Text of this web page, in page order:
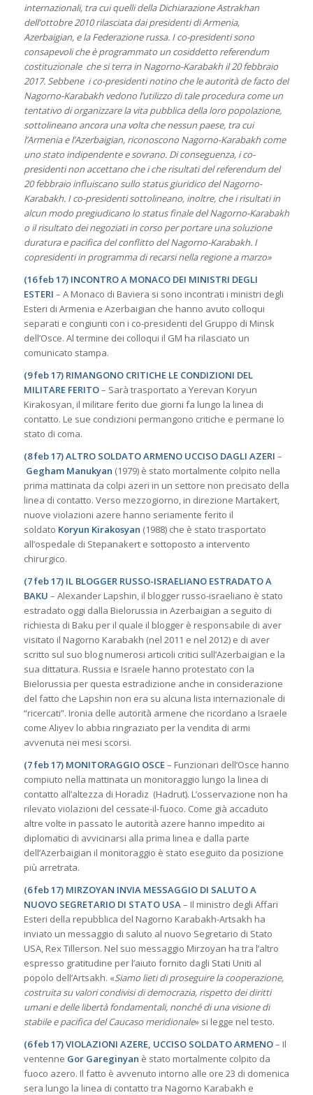
internazionali, tra cui quelli della Dichiarazione Astrakhan
dell’ottobre 2010 rilasciata dai presidenti di Armenia,
Azerbaigian, e la Federazione russa. I co-presidenti sono
consapevoli che è programmato un cosiddetto referendum
costituzionale che si terra in Nagorno-Karabakh il 20 febbraio
2017. Sebbene i co-presidenti notino che le autorità de facto del
Nagorno-Karabakh vedono l’utilizzo di tale procedura come un
tentativo di organizzare la vita pubblica della loro popolazione,
sottolineano ancora una volta che nessun paese, tra cui
l’Armenia e l’Azerbaigian, riconoscono Nagorno-Karabakh come
uno stato indipendente e sovrano. Di conseguenza, i co-
presidenti non accettano che i che risultati del referendum del
20 febbraio influiscano sullo status giuridico del Nagorno-
Karabakh. I co-presidenti sottolineano, inoltre, che i risultati in
alcun modo pregiudicano lo status finale del Nagorno-Karabakh
o il risultato dei negoziati in corso per portare una soluzione
duratura e pacifica del conflitto del Nagorno-Karabakh. I
copresidenti in programma di recarsi nella regione a marzo»
(16 feb 17) INCONTRO A MONACO DEI MINISTRI DEGLI
ESTERI – A Monaco di Baviera si sono incontrati i ministri degli
Esteri di Armenia e Azerbaigian che hanno avuto colloqui
separati e congiunti con i co-presidenti del Gruppo di Minsk
dell’Osce. Al termine dei colloqui il GM ha rilasciato un
comunicato stampa.
(9 feb 17) RIMANGONO CRITICHE LE CONDIZIONI DEL
MILITARE FERITO– Sarà trasportato a Yerevan Koryun
Kirakosyan, il militare ferito due giorni fa lungo la linea di
contatto. Le sue condizioni permangono critiche e permane lo
stato di coma.
(8 feb 17) ALTRO SOLDATO ARMENO UCCISO DAGLI AZERI –
Gegham Manukyan (1979) è stato mortalmente colpito nella
prima mattinata da colpi azeri in un settore non precisato della
linea di contatto. Verso mezzogiorno, in direzione Martakert,
nuove violazioni azere hanno seriamente ferito il
soldato Koryun Kirakosyan (1988) che è stato trasportato
all’ospedale di Stepanakert e sottoposto a intervento
chirurgico.
(7 feb 17) IL BLOGGER RUSSO-ISRAELIANO ESTRADATO A
BAKU – Alexander Lapshin, il blogger russo-israeliano è stato
estradato oggi dalla Bielorussia in Azerbaigian a seguito di
richiesta di Baku per il quale il blogger è responsabile di aver
visitato il Nagorno Karabakh (nel 2011 e nel 2012) e di aver
scritto sul suo blog numerosi articoli critici sull’Azerbaigian e la
sua dittatura. Russia e Israele hanno protestato con la
Bielorussia per questa estradizione anche in considerazione
del fatto che Lapshin non era su alcuna lista internazionale di
“ricercati”. Ironia delle autorità armene che ricordano a Israele
come Aliyev lo abbia ringraziato per la vendita di armi
avvenuta nei mesi scorsi.
(7 feb 17) MONITORAGGIO OSCE– Funzionari dell’Osce hanno
compiuto nella mattinata un monitoraggio lungo la linea di
contatto all’altezza di Horadiz (Hadrut). L’osservazione non ha
rilevato violazioni del cessate-il-fuoco. Come già accaduto
altre volte in passato le autorità azere hanno impedito ai
diplomatici di avvicinarsi alla prima linea e dalla parte
dell’Azerbaigian il monitoraggio è stato eseguito da posizione
più arretrata.
(6 feb 17) MIRZOYAN INVIA MESSAGGIO DI SALUTO A
NUOVO SEGRETARIO DI STATO USA– Il ministro degli Affari
Esteri della repubblica del Nagorno Karabakh-Artsakh ha
inviato un messaggio di saluto al nuovo Segretario di Stato
USA, Rex Tillerson. Nel suo messaggio Mirzoyan ha tra l’altro
espresso gratitudine per l’aiuto fornito dagli Stati Uniti al
popolo dell’Artsakh. «Siamo lieti di proseguire la cooperazione,
costruita su valori condivisi di democrazia, rispetto dei diritti
umani e delle libertà fondamentali, nonché di una visione di
stabile e pacifica del Caucaso meridionale» si legge nel testo.
(6 feb 17) VIOLAZIONI AZERE, UCCISO SOLDATO ARMENO– Il
ventenne Gor Gareginyan è stato mortalmente colpito da
fuoco azero. Il fatto è avvenuto intorno alle ore 23 di domenica
sera lungo la linea di contatto tra Nagorno Karabakh e